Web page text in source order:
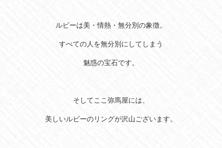
ルビーは美・情熱・無分別の象徴。
すべての人を無分別にしてしまう
魅惑の宝石です。
そしてここ弥馬屋には、
美しいルビーのリングが沢山ございます。